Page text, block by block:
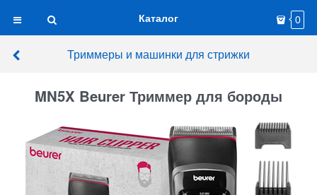
Каталог 0
Триммеры и машинки для стрижки
MN5X Beurer Триммер для бороды